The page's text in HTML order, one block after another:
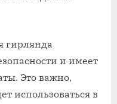
гирлянда
и имеет
Это важно,
использоваться в